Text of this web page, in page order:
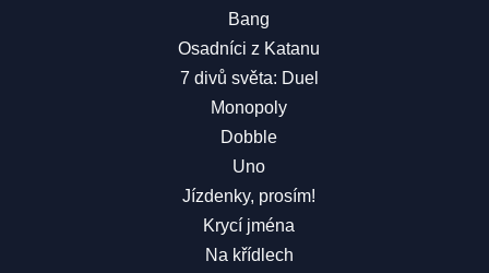
Bang
Osadníci z Katanu
7 divů světa: Duel
Monopoly
Dobble
Uno
Jízdenky, prosím!
Krycí jména
Na křídlech